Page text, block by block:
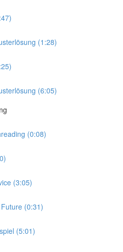
(1:28)
(6:05)
(0:08)
(3:05)
(0:31)
(5:01)